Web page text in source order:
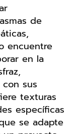
de
encuentre
en la
sus
texturas
específicas
se adapte